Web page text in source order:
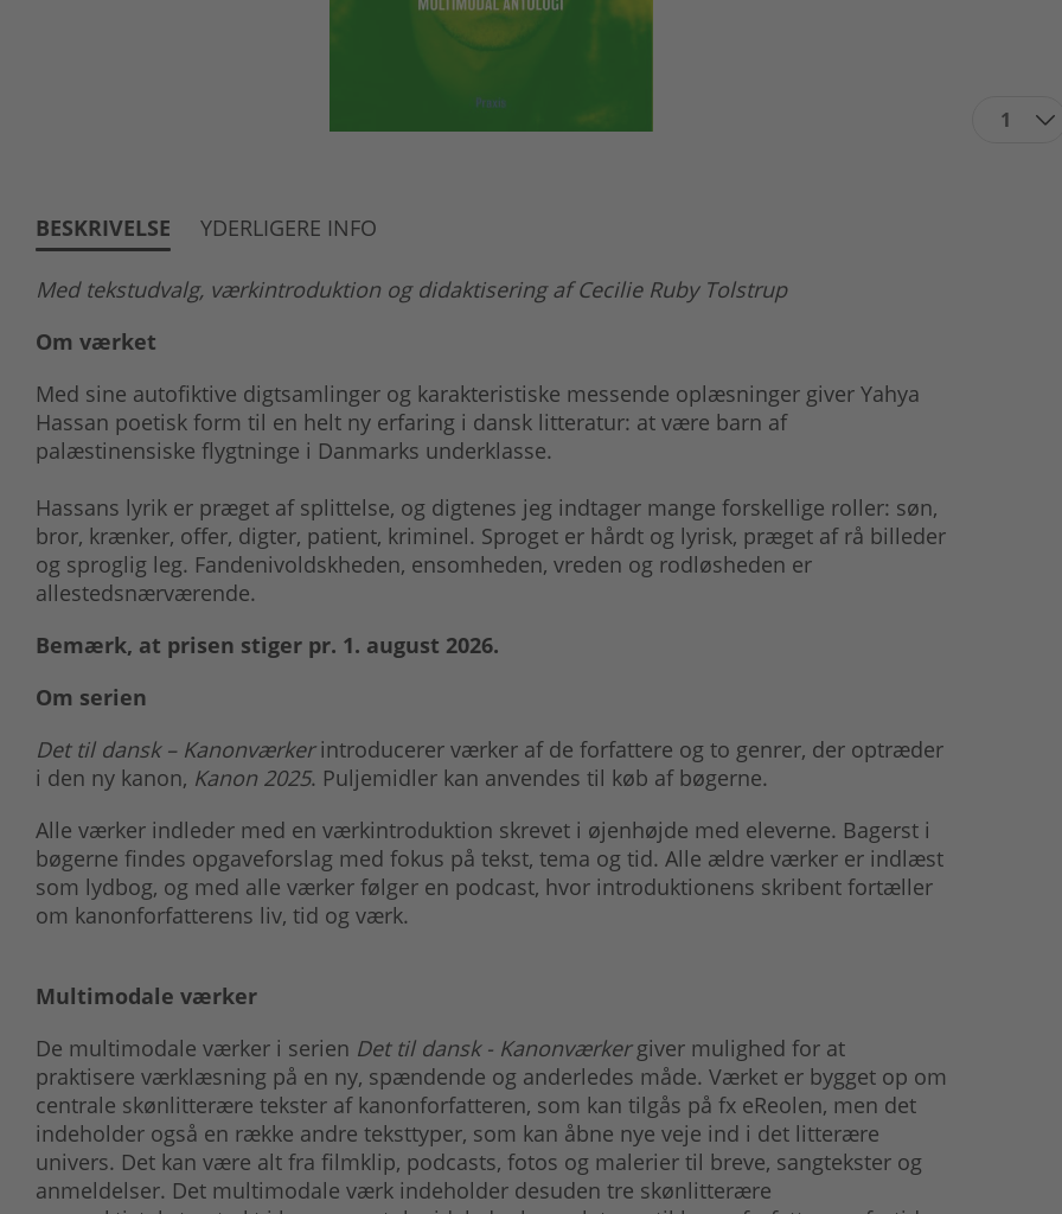
1
BESKRIVELSE YDERLIGERE INFO
Med tekstudvalg, værkintroduktion og didaktisering af Cecilie Ruby Tolstrup
Om værket
Med sine autofiktive digtsamlinger og karakteristiske messende oplæsninger giver Yahya
Hassan poetisk form til en helt ny erfaring i dansk litteratur: at være barn af
palæstinensiske flygtninge i Danmarks underklasse.
Hassans lyrik er præget af splittelse, og digtenes jeg indtager mange forskellige roller: søn,
bror, krænker, offer, digter, patient, kriminel. Sproget er hårdt og lyrisk, præget af rå billeder
og sproglig leg. Fandenivoldskheden, ensomheden, vreden og rodløsheden er
allestedsnærværende.
Bemærk, at prisen stiger pr. 1. august 2026.
Om serien
Det til dansk – Kanonværkerintroducerer værker af de forfattere og to genrer, der optræder
i den ny kanon, Kanon 2025. Puljemidler kan anvendes til køb af bøgerne.
Alle værker indleder med en værkintroduktion skrevet i øjenhøjde med eleverne. Bagerst i
bøgerne findes opgaveforslag med fokus på tekst, tema og tid. Alle ældre værker er indlæst
som lydbog, og med alle værker følger en podcast, hvor introduktionens skribent fortæller
om kanonforfatterens liv, tid og værk.
Multimodale værker
De multimodale værker i serien Det til dansk - Kanonværkergiver mulighed for at
praktisere værklæsning på en ny, spændende og anderledes måde. Værket er bygget op om
centrale skønlitterære tekster af kanonforfatteren, som kan tilgås på fx eReolen, men det
indeholder også en række andre teksttyper, som kan åbne nye veje ind i det litterære
univers. Det kan være alt fra filmklip, podcasts, fotos og malerier til breve, sangtekster og
anmeldelser. Det multimodale værk indeholder desuden tre skønlitterære